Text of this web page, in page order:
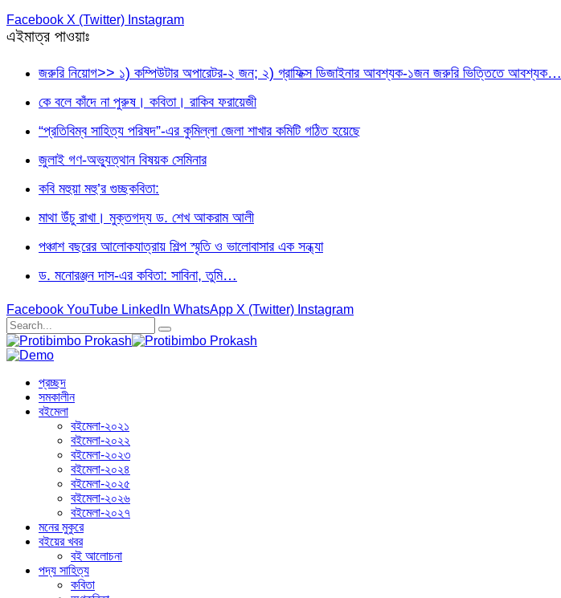
Facebook X (Twitter) Instagram
এইমাত্র পাওয়াঃ
জরুরি নিয়োগ>> ১) কম্পিউটার অপারেটর-২ জন; ২) গ্রাফিক্স ডিজাইনার আবশ্যক-১জন জরুরি ভিত্তিতে আবশ্যক…
কে বলে কাঁদে না পুরুষ। কবিতা। রাকিব ফরায়েজী
“প্রতিবিম্ব সাহিত্য পরিষদ”-এর কুমিল্লা জেলা শাখার কমিটি গঠিত হয়েছে
জুলাই গণ-অভ্যুত্থান বিষয়ক সেমিনার
কবি মহুয়া মহু’র গুচ্ছকবিতা:
মাথা উঁচু রাখা। মুক্তগদ্য ড. শেখ আকরাম আলী
পঞ্চাশ বছরের আলোকযাত্রায় শিল্প স্মৃতি ও ভালোবাসার এক সন্ধ্যা
ড. মনোরঞ্জন দাস-এর কবিতা: সাবিনা, তুমি…
Facebook YouTube LinkedIn WhatsApp X (Twitter) Instagram
প্রচ্ছদ
সমকালীন
বইমেলা
বইমেলা-২০২১
বইমেলা-২০২২
বইমেলা-২০২৩
বইমেলা-২০২৪
বইমেলা-২০২৫
বইমেলা-২০২৬
বইমেলা-২০২৭
মনের মুকুরে
বইয়ের খবর
বই আলোচনা
পদ্য সাহিত্য
কবিতা